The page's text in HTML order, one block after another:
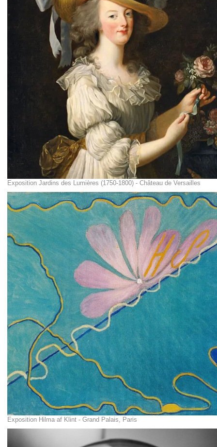
Exposition Jardins des Lumières (1750-1800) - Château de Versailles
Exposition Hilma af Klint - Grand Palais, Paris